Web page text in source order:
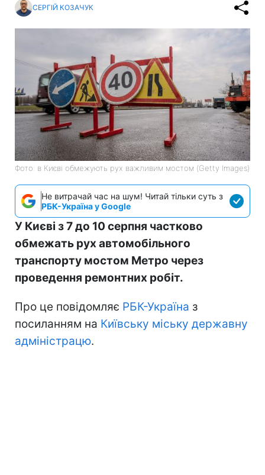
СЕРГІЙ КОЗАЧУК
Фото: в Києві обмежують рух важливим мостом (Getty Images)
Не витрачай час на шум! Читай тільки суть з
РБК-Україна у Google
У Києві з 7 до 10 серпня частково
обмежать рух автомобільного
транспорту мостом Метро через
проведення ремонтних робіт.
Про це повідомляє РБК-Україна з
посиланням на Київську міську державну
адміністрацю.